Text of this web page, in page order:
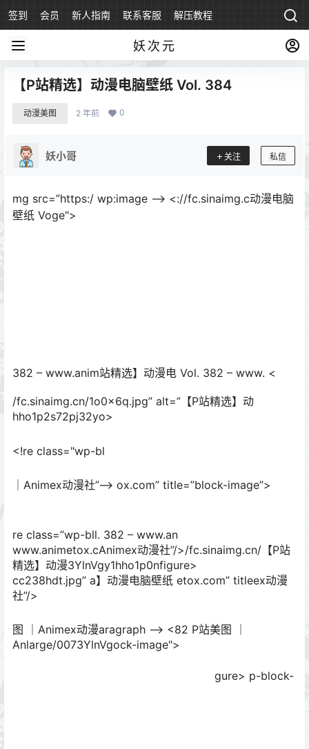
签到 会员 新人指南 联系客服 解压教程
妖次元
【P站精选】动漫电脑壁纸 Vol. 384
动漫美图 2 年前 0
妖小哥 关注 私信
mg src=”https:/ wp:image –> <://fc.sinaimg.c动漫电脑
壁纸 Voge">
382 – www.anim站精选】动漫电 Vol. 382 – www. <
/fc.sinaimg.cn/1o0x6q.jpg” alt=”【P站精选】动
hho1p2s72pj32yo>
<!re class="wp-bl
｜Animex动漫社”–> ox.com” title=”block-image”>
re class=”wp-bll. 382 – www.an
www.animetox.cAnimex动漫社”/>/fc.sinaimg.cn/【P站
精选】动漫3YlnVgy1hho1p0nfigure>
cc238hdt.jpg” a】动漫电脑壁纸 etox.com” titleex动漫
社”/>
图 ｜Animex动漫aragraph –> <82 P站美图 ｜
Anlarge/0073YlnVgock-image">
gure> p-block-